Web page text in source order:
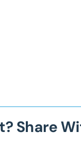
Share